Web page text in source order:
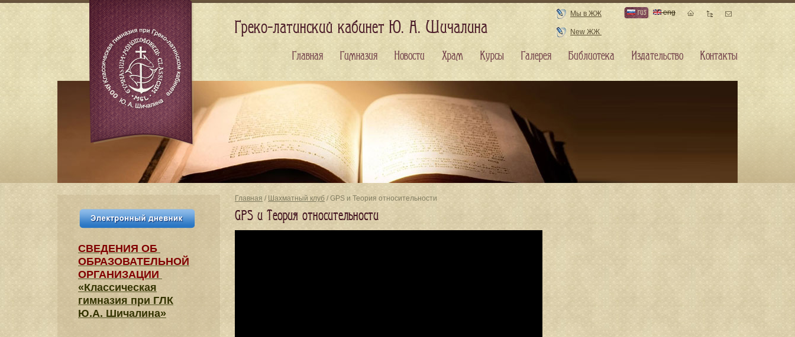
Главная / Шахматный клуб / GPS и Теория относительности
GPS и Теория относительности
СВЕДЕНИЯ​ ОБ
ОБРАЗОВАТЕЛЬНОЙ
ОРГАНИЗАЦИИ
«Классическая
гимназия при ГЛК
Ю.А. Шичалина»
Греко-латинский кабинет Ю. А. Шичалина
Мы в ЖЖ
New ЖЖ
rus eng
Главная Гимназия Новости Храм Курсы Галерея Библиотека Издательство Контакты